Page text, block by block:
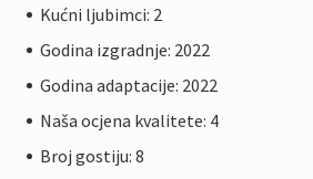
Kućni ljubimci: 2
Godina izgradnje: 2022
Godina adaptacije: 2022
Naša ocjena kvalitete: 4
Broj gostiju: 8